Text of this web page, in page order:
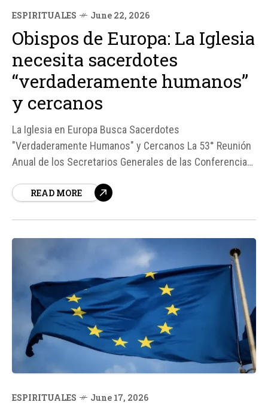
ESPIRITUALES June 22, 2026
Obispos de Europa: La Iglesia
necesita sacerdotes
“verdaderamente humanos”
y cercanos
La Iglesia en Europa Busca Sacerdotes
"Verdaderamente Humanos" y Cercanos La 53° Reunión
Anual de los Secretarios Generales de las Conferencias
del 14 al 17 de junio, dejó un claro mensaje: la Iglesia en
READ MORE
ESPIRITUALES June 17, 2026